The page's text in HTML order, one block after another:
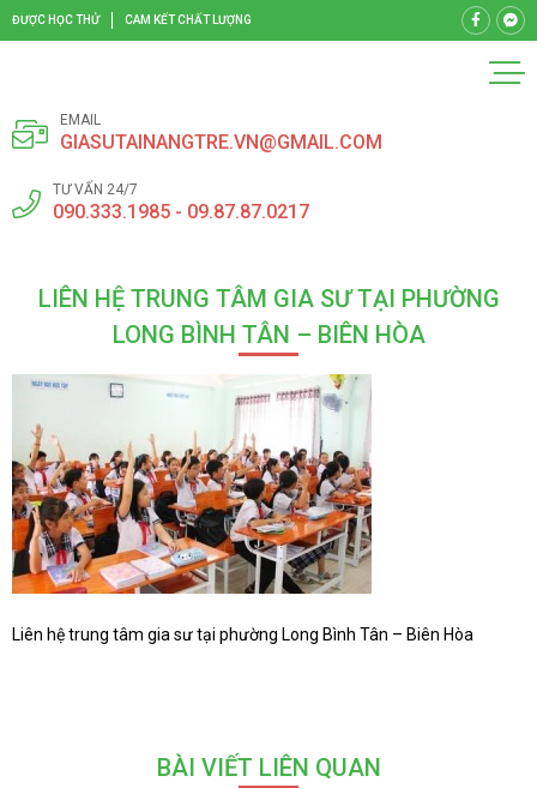
ĐƯỢC HỌC THỬ CAM KẾT CHẤT LƯỢNG
EMAIL
GIASUTAINANGTRE.VN@GMAIL.COM
TƯ VẤN 24/7
090.333.1985 - 09.87.87.0217
LIÊN HỆ TRUNG TÂM GIA SƯ TẠI PHƯỜNG
LONG BÌNH TÂN – BIÊN HÒA
Liên hệ trung tâm gia sư tại phường Long Bình Tân – Biên Hòa
BÀI VIẾT LIÊN QUAN